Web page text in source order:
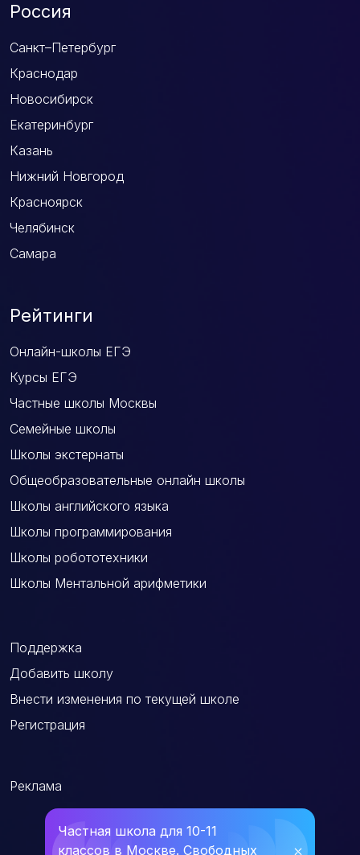
Россия
Санкт–Петербург
Краснодар
Новосибирск
Екатеринбург
Казань
Нижний Новгород
Красноярск
Челябинск
Самара
Рейтинги
Онлайн-школы ЕГЭ
Курсы ЕГЭ
Частные школы Москвы
Семейные школы
Школы экстернаты
Общеобразовательные онлайн школы
Школы английского языка
Школы программирования
Школы робототехники
Школы Ментальной арифметики
Поддержка
Добавить школу
Внести изменения по текущей школе
Регистрация
Реклама
Частная школа для 10-11
классов в Москве. Свободных
⛌